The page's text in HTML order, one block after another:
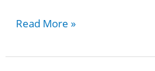
தூய
இயேசுவை
Read More »